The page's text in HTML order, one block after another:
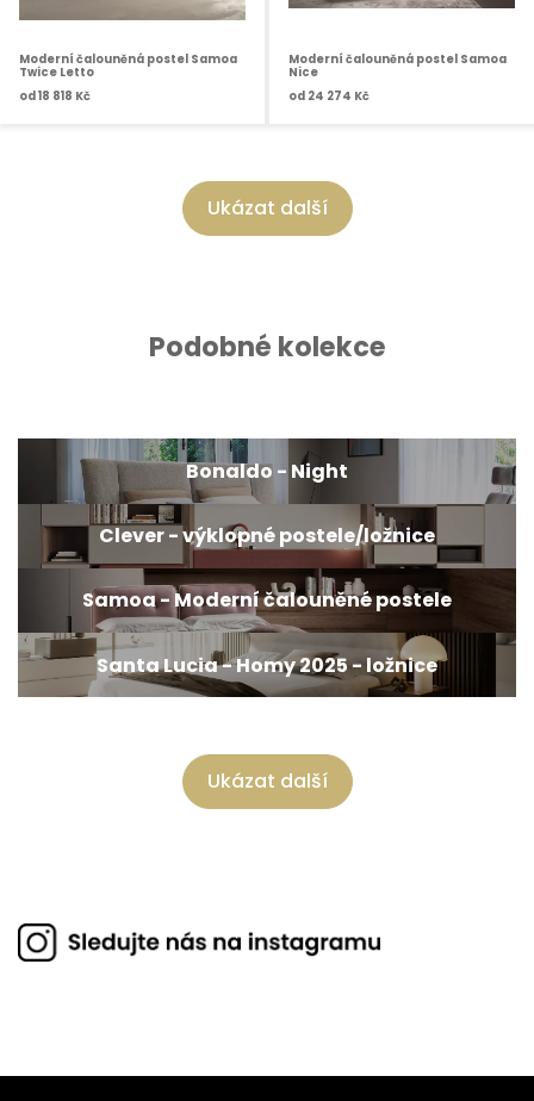
Moderní čalouněná postel Samoa
Twice Letto
od 18 818 Kč
Moderní čalouněná postel Samoa
Nice
od 24 274 Kč
Ukázat další
Podobné kolekce
Bonaldo - Night
Clever - výklopné postele/ložnice
Samoa - Moderní čalouněné postele
Santa Lucia - Homy 2025 - ložnice
Ukázat další